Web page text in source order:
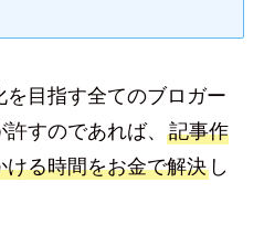
目指す全てのブロガー
すのであれば、 記事作
る時間をお金で解決し